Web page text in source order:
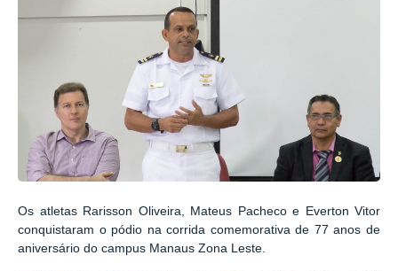
Os atletas Rarisson Oliveira, Mateus Pacheco e Everton Vitor
conquistaram o pódio na corrida comemorativa de 77 anos de
aniversário do campus Manaus Zona Leste.